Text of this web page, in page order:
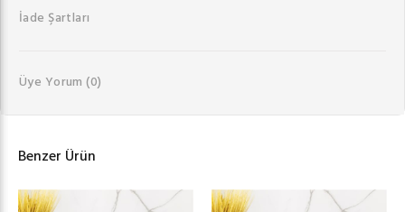
İade Şartları
Üye Yorum(0)
Benzer Ürün